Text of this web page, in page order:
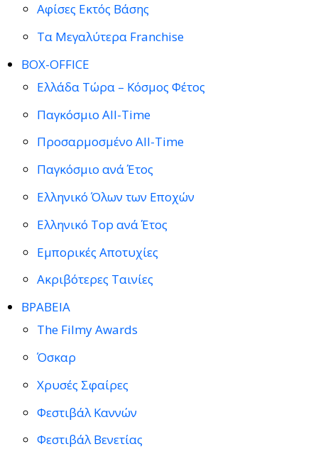
Αφίσες Εκτός Βάσης
Τα Μεγαλύτερα Franchise
BOX-OFFICE
Ελλάδα Τώρα – Κόσμος Φέτος
Παγκόσμιο All-Time
Προσαρμοσμένο All-Time
Παγκόσμιο ανά Έτος
Ελληνικό Όλων των Εποχών
Ελληνικό Top ανά Έτος
Εμπορικές Αποτυχίες
Ακριβότερες Ταινίες
ΒΡΑΒΕΙΑ
The Filmy Awards
Όσκαρ
Χρυσές Σφαίρες
Φεστιβάλ Καννών
Φεστιβάλ Βενετίας